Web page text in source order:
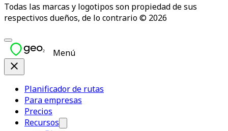
Todas las marcas y logotipos son propiedad de sus
respectivos dueños, de lo contrario © 2026
Menú
Planificador de rutas
Para empresas
Precios
Recursos